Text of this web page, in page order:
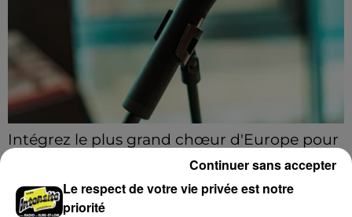
Intégrez le plus grand chœur d'Europe pour
un concert exceptionnel...
Vous pouvez donner de la voix en devenant choriste
pour un concert à venir au Colisée.
Le respect de votre vie privée est notre
priorité
Continuer sans accepter